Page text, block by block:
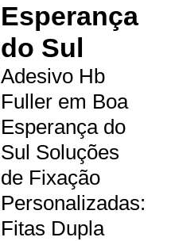
Esperança
do Sul
Adesivo Hb
Fuller em Boa
Esperança do
Sul Soluções
de Fixação
Personalizadas:
Fitas Dupla